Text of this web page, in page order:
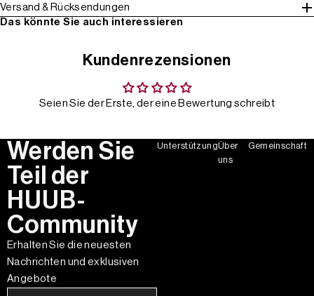
Versand & Rücksendungen
Das könnte Sie auch interessieren
Kundenrezensionen
Seien Sie der Erste, der eine Bewertung schreibt
Werden Sie
Teil der
HUUB-
Community
Erhalten Sie die neuesten
Nachrichten und exklusiven
Angebote
UnterstützungÜber
uns
Gemeinschaft